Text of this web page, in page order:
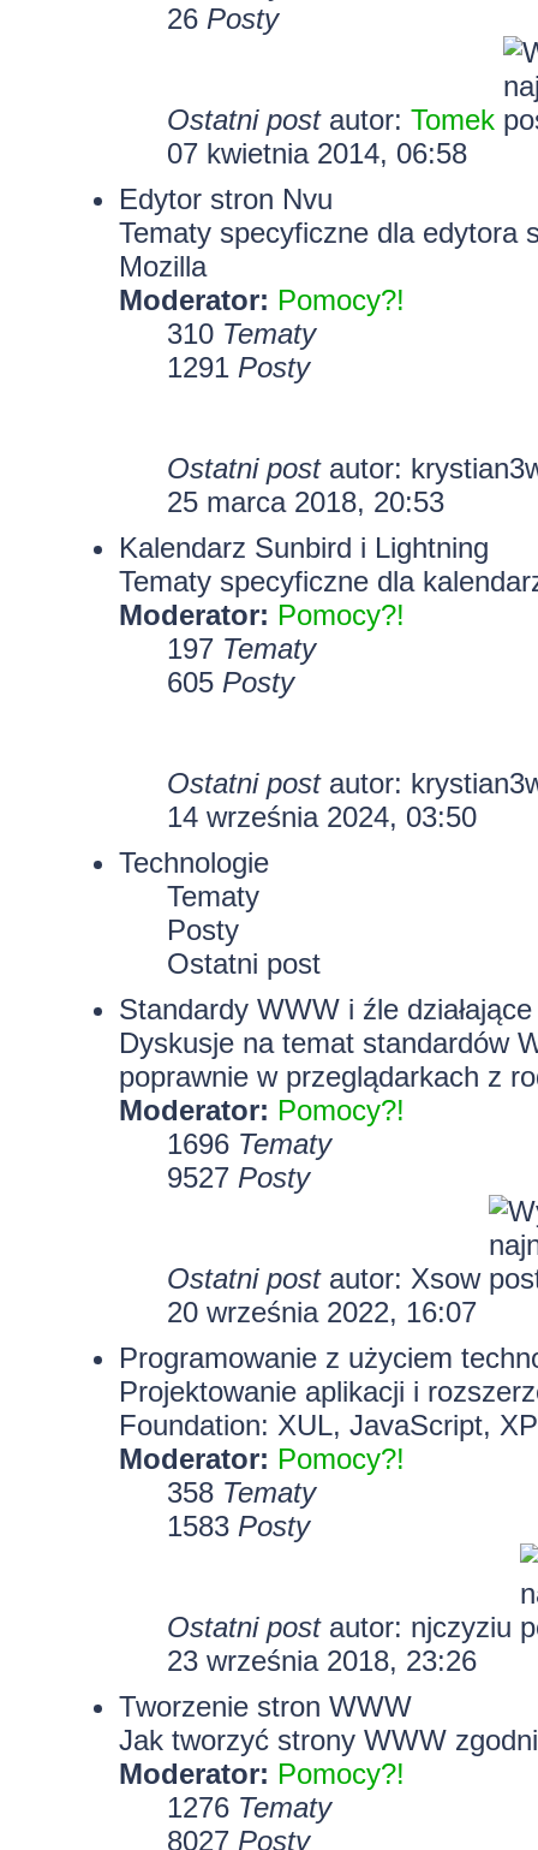
26 Posty
Ostatni postautor: Tomek
07 kwietnia 2014, 06:58
Edytor stron Nvu
Tematy specyficzne dla edytora
Mozilla
Moderator: Pomocy?!
310 Tematy
1291 Posty
Ostatni postautor:
25 marca 2018, 20:53
Kalendarz Sunbird i Lightning
Tematy specyficzne dla
Moderator: Pomocy?!
197 Tematy
605 Posty
Ostatni postautor:
14 września 2024, 03:50
Technologie
Tematy
Posty
Ostatni post
Standardy WWW i źle
Dyskusje na temat standardów
poprawnie w przeglądarkach z
Moderator: Pomocy?!
1696 Tematy
9527 Posty
Ostatni postautor: Xsow
20 września 2022, 16:07
Programowanie z użyciem
Projektowanie aplikacji i
Foundation: XUL, JavaScript,
Moderator: Pomocy?!
358 Tematy
1583 Posty
Ostatni postautor: njczyziu
23 września 2018, 23:26
Tworzenie stron WWW
Jak tworzyć strony WWW
Moderator: Pomocy?!
1276 Tematy
8027 Posty